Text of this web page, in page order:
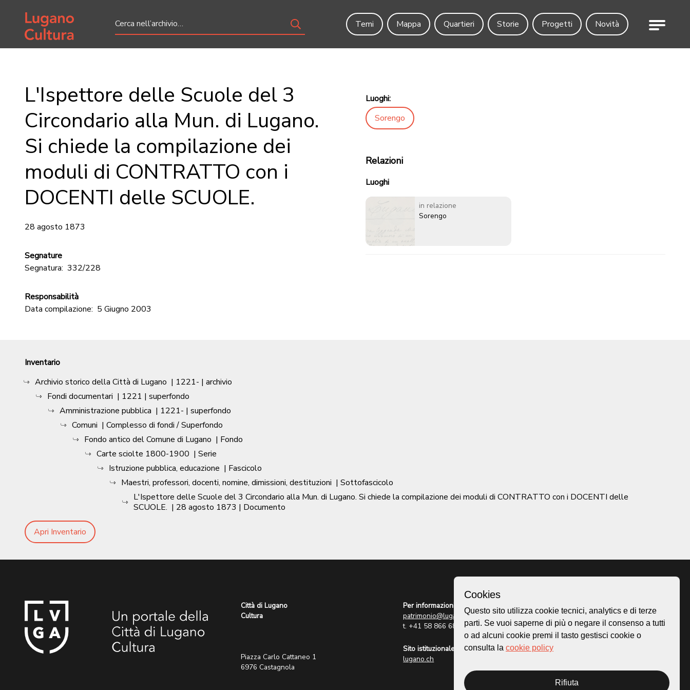
Home page
Temi
Mappa Quartieri Storie Progetti Novità Menu
L'Ispettore delle Scuole del 3
Circondario alla Mun. di Lugano.
Si chiede la compilazione dei
moduli di CONTRATTO con i
DOCENTI delle SCUOLE.
28 agosto 1873
Segnature
Segnatura: 332/228
Responsabilità
Data compilazione: 5 Giugno 2003
Luoghi:
Sorengo
Relazioni
Luoghi
in relazione
Sorengo
Inventario
Archivio storico della Città di Lugano | 1221- | archivio
Fondi documentari | 1221 | superfondo
Amministrazione pubblica | 1221- | superfondo
Comuni | Complesso di fondi / Superfondo
Fondo antico del Comune di Lugano | Fondo
Carte sciolte 1800-1900 | Serie
Istruzione pubblica, educazione | Fascicolo
Maestri, professori, docenti, nomine, dimissioni, destituzioni | Sottofascicolo
L'Ispettore delle Scuole del 3 Circondario alla Mun. di Lugano. Si chiede la compilazione dei moduli di CONTRATTO con i DOCENTI delle
SCUOLE. | 28 agosto 1873 | Documento
Apri Inventario
Città di Lugano
Cultura
Piazza Carlo Cattaneo 1
6976 Castagnola
Per informazioni:
patrimonio@lugano.ch
t. +41 58 866 68 50
Sito istituzionale:
lugano.ch
Homepage
Mappa
Storie
Cookies
Questo sito utilizza cookie tecnici, analytics e di terze
parti. Se vuoi saperne di più o negare il consenso a tutti
o ad alcuni cookie premi il tasto gestisci cookie o
consulta la cookie policy
Rifiuta